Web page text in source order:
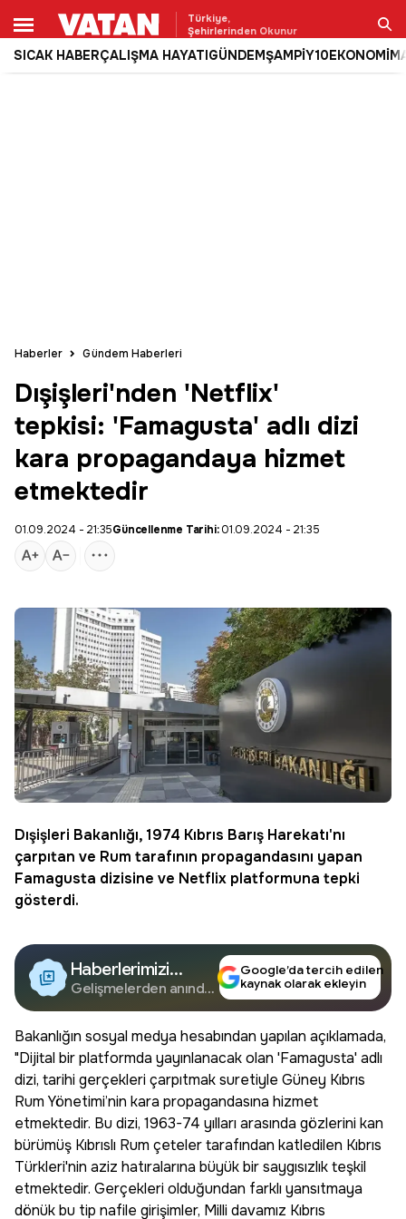
Türkiye,
Şehirlerinden Okunur
SICAK HABERÇALIŞMA HAYATIGÜNDEMŞAMPİY10EKONOMİ
Ara
Haberler Gündem Haberleri
Dışişleri'nden 'Netflix'
tepkisi: 'Famagusta' adlı dizi
kara propagandaya hizmet
etmektedir
01.09.2024 - 21:35Güncellenme Tarihi:01.09.2024 - 21:35
Dışişleri Bakanlığı, 1974 Kıbrıs Barış Harekatı'nı
çarpıtan ve Rum tarafının propagandasını yapan
Famagusta dizisine ve Netflix platformuna tepki
gösterdi.
Haberlerimizi
Google'da Takip
Edin
Gelişmelerden anında
Google’da tercih edilen
kaynak olarak ekleyin
Bakanlığın sosyal medya hesabından yapılan açıklamada,
"Dijital bir platformda yayınlanacak olan 'Famagusta' adlı
dizi, tarihi gerçekleri çarpıtmak suretiyle Güney Kıbrıs
Rum Yönetimi’nin kara propagandasına hizmet
etmektedir. Bu dizi, 1963-74 yılları arasında gözlerini kan
bürümüş Kıbrıslı Rum çeteler tarafından katledilen Kıbrıs
Türkleri'nin aziz hatıralarına büyük bir saygısızlık teşkil
etmektedir. Gerçekleri olduğundan farklı yansıtmaya
dönük bu tip nafile girişimler, Milli davamız Kıbrıs